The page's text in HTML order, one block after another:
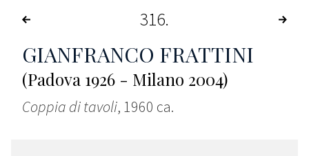
316
GIANFRANCO FRATTINI
(Padova 1926 - Milano 2004)
Coppia di tavoli, 1960 ca.